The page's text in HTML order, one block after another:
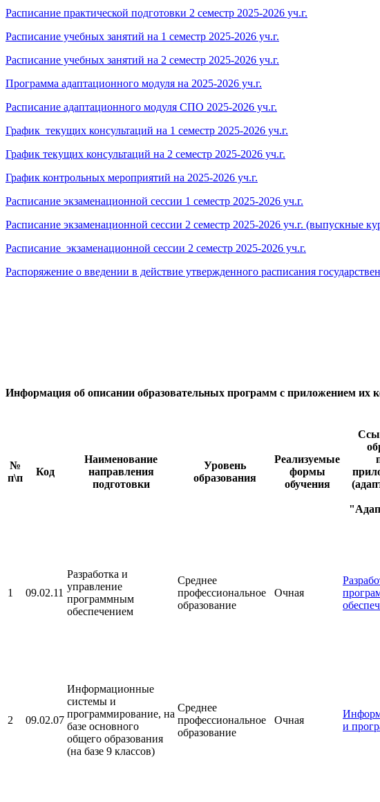
Расписание практической подготовки 2 семестр 2025-2026 уч.г.
Расписание учебных занятий на 1 семестр 2025-2026 уч.г.
Расписание учебных занятий на 2 семестр 2025-2026 уч.г.
Программа адаптационного модуля на 2025-2026 уч.г.
Расписание адаптационного модуля СПО 2025-2026 уч.г.
График текущих консультаций на 1 семестр 2025-2026 уч.г.
График текущих консультаций на 2 семестр 2025-2026 уч.г.
График контрольных мероприятий на 2025-2026 уч.г.
Расписание экзаменационной сессии 1 семестр 2025-2026 уч.г.
Расписание экзаменационной сессии 2 семестр 2025-2026 уч.г. (выпускные
Расписание экзаменационной сессии 2 семестр 2025-2026 уч.г.
Распоряжение о введении в действие утвержденного расписания
Информация об описании образовательных программ с приложением их
№
п\п
Код
Наименование
направления
подготовки
Уровень
образования
Реализуемые
формы
обучения
1 09.02.11
Разработка и
управление
программным
обеспечением
Среднее
профессиональное
образование
Очная
2 09.02.07
Информационные
системы и
программирование, на
базе основного
общего образования
(на базе 9 классов)
Среднее
профессиональное
образование
Очная
и